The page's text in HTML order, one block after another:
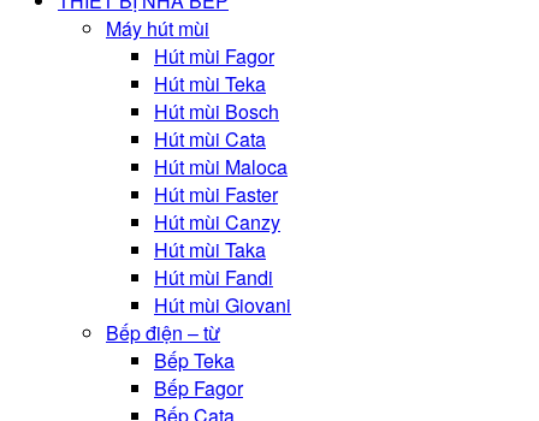
Máy hút mùi
Hút mùi Fagor
Hút mùi Teka
Hút mùi Bosch
Hút mùi Cata
Hút mùi Maloca
Hút mùi Faster
Hút mùi Canzy
Hút mùi Taka
Hút mùi Fandi
Hút mùi Giovani
Bếp điện – từ
Bếp Teka
Bếp Fagor